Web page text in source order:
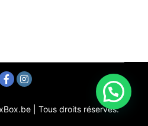
| Tous droits réservés.